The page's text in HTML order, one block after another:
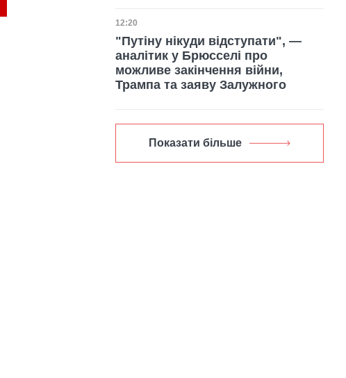
Дата публікації
12:20
"Путіну нікуди відступати", —
аналітик у Брюсселі про
можливе закінчення війни,
Трампа та заяву Залужного
Показати більше